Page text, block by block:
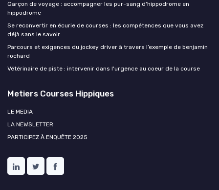
Garçon de voyage : accompagner les pur-sang d'hippodrome en
hippodrome
Se reconvertir en écurie de courses : les compétences que vous avez
déjà sans le savoir
Parcours et exigences du jockey driver à travers l’exemple de benjamin
rochard
Vétérinaire de piste : intervenir dans l'urgence au coeur de la course
Metiers Courses Hippiques
LE MEDIA
LA NEWSLETTER
PARTICIPEZ À ENQUÊTE 2025